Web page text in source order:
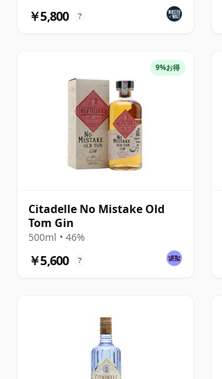
￥5,800 ?
9%お得
Citadelle No Mistake Old
Tom Gin
500ml • 46%
￥5,600 ?